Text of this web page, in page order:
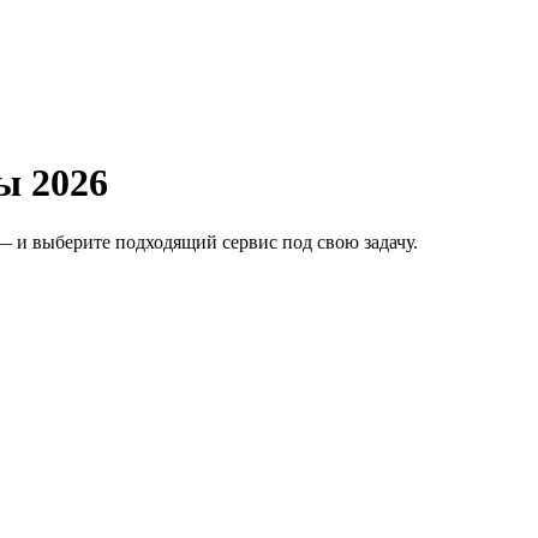
2026
выберите подходящий сервис под свою задачу.